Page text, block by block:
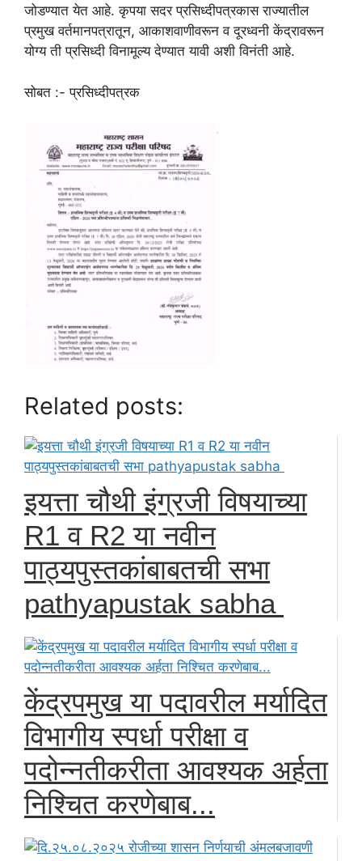
जोडण्यात येत आहे. कृपया सदर प्रसिध्दीपत्रकास राज्यातील
प्रमुख वर्तमानपत्रातून, आकाशवाणीवरून व दूरध्वनी केंद्रावरून
योग्य ती प्रसिध्दी विनामूल्य देण्यात यावी अशी विनंती आहे.
सोबत :- प्रसिध्दीपत्रक
Related posts:
इयत्ता चौथी इंग्रजी विषयाच्या
R1 व R2 या नवीन
पाठ्यपुस्तकांबाबतची सभा
pathyapustak sabha
केंद्रपमुख या पदावरील मर्यादित
विभागीय स्पर्धा परीक्षा व
पदोन्नतीकरीता आवश्यक अर्हता
निश्चित करणेबाब...